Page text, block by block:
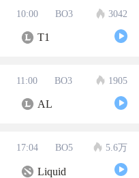
10:00 BO3 3042
T1
11:00 BO3 1905
AL
17:04 BO5 5.6万
Liquid